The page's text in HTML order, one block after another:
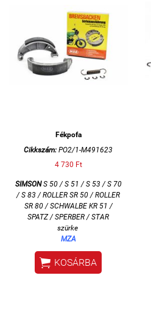
Fékpofa
Cikkszám: PO2/1-M491623
4 730 Ft
SIMSONS 50 / S 51 / S 53 / S 70
/ S 83 / ROLLER SR 50 / ROLLER
SR 80 / SCHWALBE KR 51 /
SPATZ / SPERBER / STAR
szürke
MZA
 KOSÁRBA